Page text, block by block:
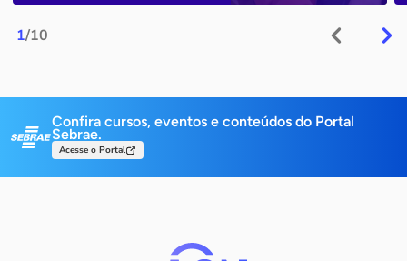
1/10
Confira cursos, eventos e conteúdos do Portal
Sebrae.
Acesse o Portal